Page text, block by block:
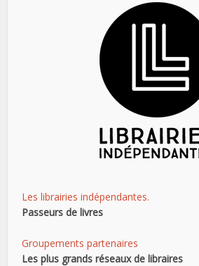
Les librairies indépendantes.
Passeurs de livres
Groupements partenaires
Les plus grands réseaux de libraires